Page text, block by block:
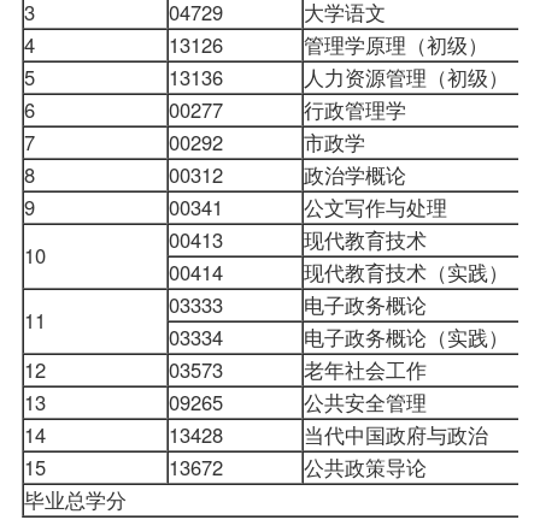
3
04729
大学语文
4
13126 管理学原理 （初级）
5
13136
人力资源管理（初级）
6
00277
行政管理学
7
00292
市政学
8
00312
政治学概论
9
00341
公文写作与处理
10
00413
现代教育技术
00414
现代教育技术（实践）
11
03333
电子政务概论
03334
电子政务概论（实践）
12
03573
老年社会工作
13
09265
公共安全管理
14
13428
当代中国政府与政治
15
13672
公共政策导论
毕业总学分